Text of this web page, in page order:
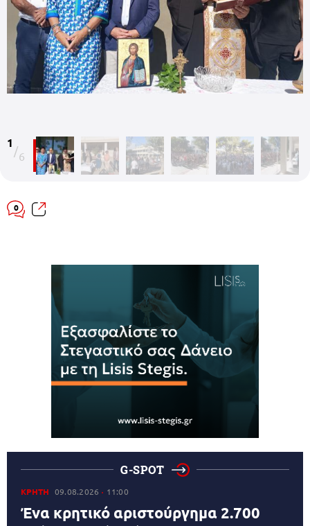
1
/6
0
G-SPOT
ΚΡΗΤΗ 09.08.2026 11:00
Ένα κρητικό αριστούργημα 2.700